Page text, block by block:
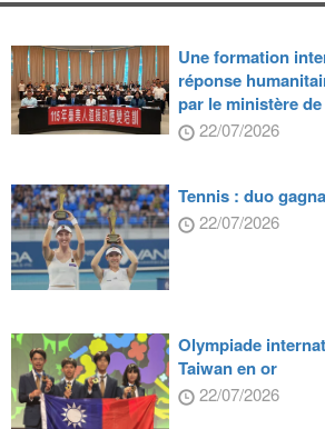
Une formation
réponse
par le ministère
22/07/2026
Tennis : duo
22/07/2026
Olympiade
Taiwan en or
22/07/2026